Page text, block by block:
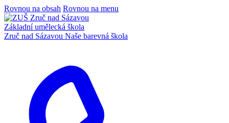
Rovnou na obsah Rovnou na menu
Základní umělecká škola
Zruč nad Sázavou Naše barevná škola